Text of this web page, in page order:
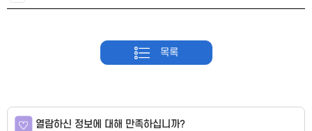
목록
열람하신 정보에 대해 만족하십니까?